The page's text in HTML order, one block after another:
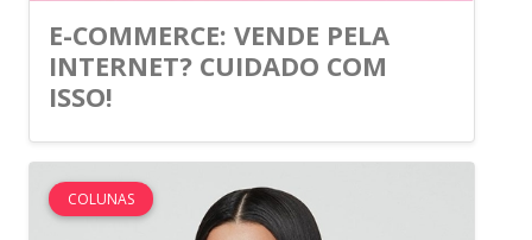
E-COMMERCE: VENDE PELA
INTERNET? CUIDADO COM
ISSO!
COLUNAS